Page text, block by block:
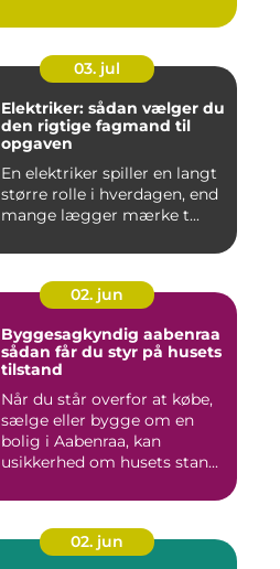
03. jul
Elektriker: sådan vælger du
den rigtige fagmand til
opgaven
En elektriker spiller en langt
større rolle i hverdagen, end
mange lægger mærke t...
02. jun
Byggesagkyndig aabenraa
sådan får du styr på husets
tilstand
Når du står overfor at købe,
sælge eller bygge om en
bolig i Aabenraa, kan
usikkerhed om husets stan...
02. jun